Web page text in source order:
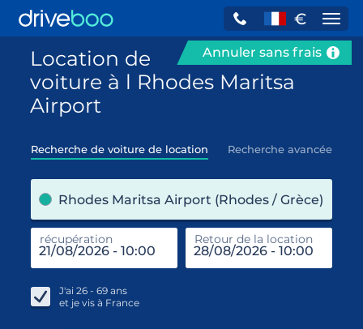
€
Annuler sans frais
Location de
voiture à l Rhodes Maritsa
Airport
Recherche de voiture de location Recherche avancée
Rhodes Maritsa Airport (Rhodes / Grèce)
récupération Retour de la location
J'ai 26 - 69 ans
et je vis à France